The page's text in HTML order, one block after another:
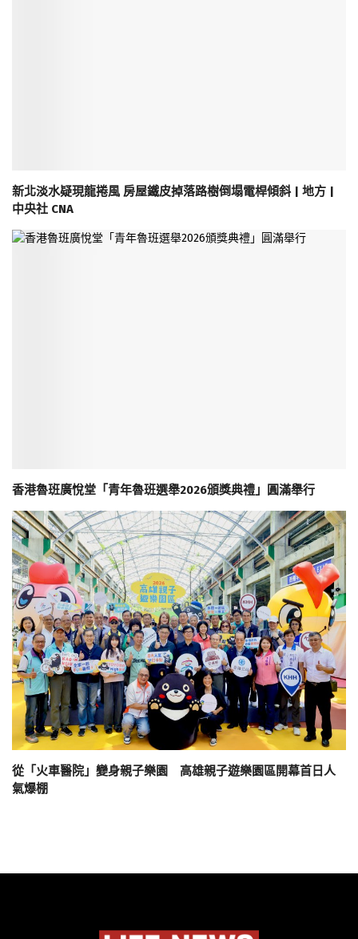
新北淡水疑現龍捲風 房屋鐵皮掉落路樹倒塌電桿傾斜 | 地方 |
中央社 CNA
香港魯班廣悅堂「青年魯班選舉2026頒獎典禮」圓滿舉行
從「火車醫院」變身親子樂園 高雄親子遊樂園區開幕首日人
氣爆棚